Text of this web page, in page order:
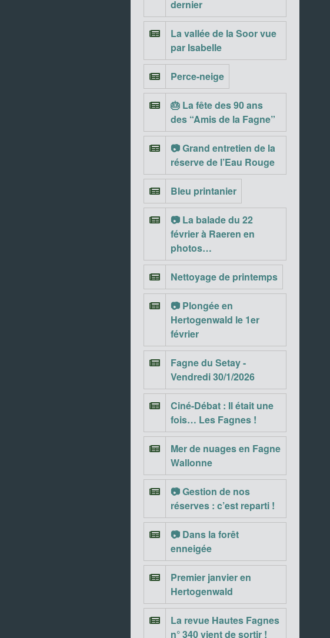
dernier
La vallée de la Soor vue
par Isabelle
Perce-neige
🎂 La fête des 90 ans
des “Amis de la Fagne”
📷 Grand entretien de la
réserve de l’Eau Rouge
Bleu printanier
📷 La balade du 22
février à Raeren en
photos…
Nettoyage de printemps
📷 Plongée en
Hertogenwald le 1er
février
Fagne du Setay -
Vendredi 30/1/2026
Ciné-Débat : Il était une
fois… Les Fagnes !
Mer de nuages en Fagne
Wallonne
📷 Gestion de nos
réserves : c’est reparti !
📷 Dans la forêt
enneigée
Premier janvier en
Hertogenwald
La revue Hautes Fagnes
n° 340 vient de sortir !